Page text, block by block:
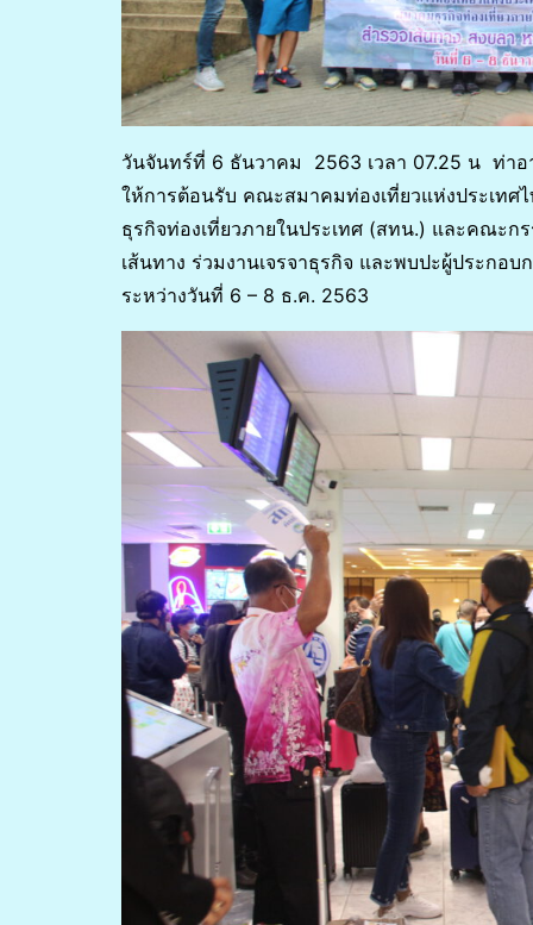
วันจันทร์ที่ 6 ธันวาคม 2563 เวลา 07.25 น ท่า
ให้การต้อนรับ คณะสมาคมท่องเที่ยวแห่งประเท
ธุรกิจท่องเที่ยวภายในประเทศ (สทน.) และคณะ
เส้นทาง ร่วมงานเจรจาธุรกิจ และพบปะผู้ประกอ
ระหว่างวันที่ 6 – 8 ธ.ค. 2563